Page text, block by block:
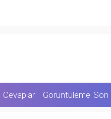
Cevaplar Görüntüleme Son